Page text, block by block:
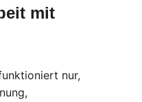
mit
nur,